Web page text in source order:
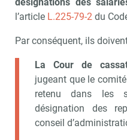
l’article L.225-79-2 du
Par conséquent, ils
La Cour de
jugeant que le
retenu dans les
désignation des
conseil